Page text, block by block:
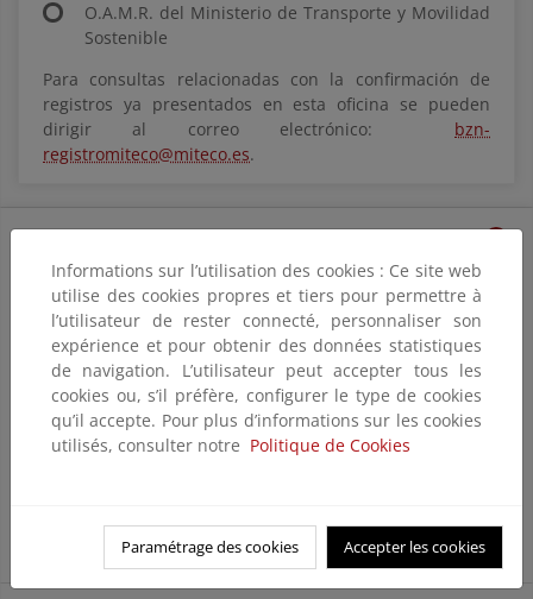
O.A.M.R. del Ministerio de Transporte y Movilidad
Sostenible
Para consultas relacionadas con la confirmación de
registros ya presentados en esta oficina se pueden
dirigir al correo electrónico: bzn-
registromiteco@miteco.es.
Información multimedia
Informations sur l’utilisation des cookies : Ce site web
utilise des cookies propres et tiers pour permettre à
l’utilisateur de rester connecté, personnaliser son
expérience et pour obtenir des données statistiques
de navigation. L’utilisateur peut accepter tous les
cookies ou, s’il préfère, configurer le type de cookies
qu’il accepte. Pour plus d’informations sur les cookies
utilisés, consulter notre Politique de Cookies
Paramétrage des cookies Accepter les cookies